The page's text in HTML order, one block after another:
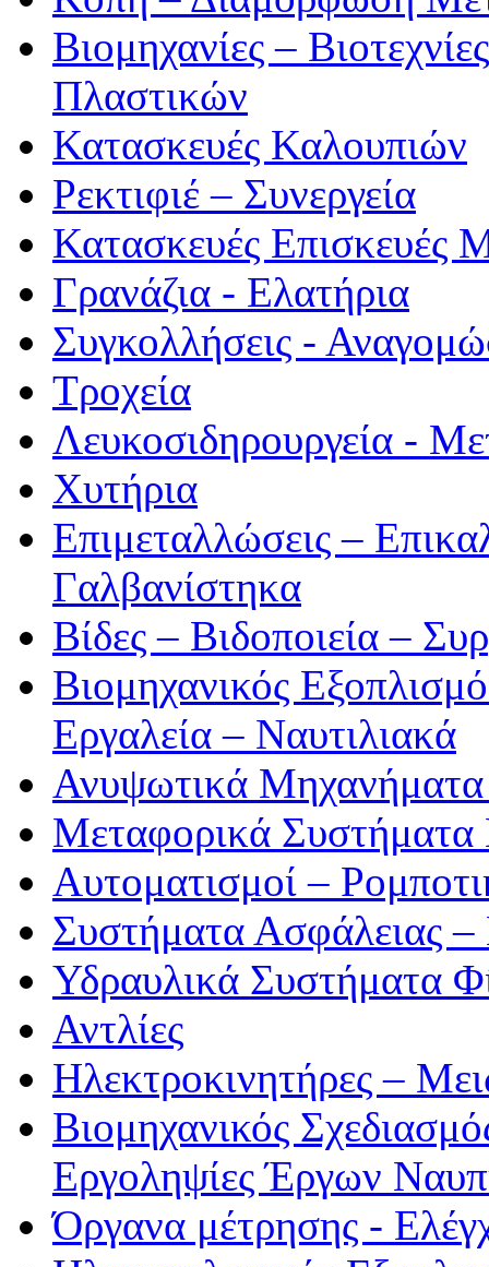
Βιομηχανίες –
Πλαστικών
Κατασκευές Καλουπιών
Ρεκτιφιέ – Συνεργεία
Κατασκευές Επισκευές
Γρανάζια - Ελατήρια
Συγκολλήσεις -
Τροχεία
Λευκοσιδηρουργεία -
Χυτήρια
Επιμεταλλώσεις –
Γαλβανίστηκα
Βίδες – Βιδοποιεία –
Βιομηχανικός
Εργαλεία – Ναυτιλιακά
Ανυψωτικά Μηχανήματα
Μεταφορικά
Αυτοματισμοί –
Συστήματα Ασφάλειας –
Υδραυλικά Συστήματα
Αντλίες
Ηλεκτροκινητήρες –
Βιομηχανικός
Εργοληψίες Έργων
Όργανα μέτρησης -